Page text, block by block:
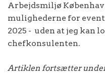
Arbejdsmiljø
mulighederne for
2025 - uden at jeg kan
chefkonsulenten.
Artiklen fortsætter